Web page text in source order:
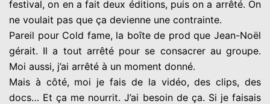
festival, on en a fait deux éditions, puis on a arrêté. On
ne voulait pas que ça devienne une contrainte.
Pareil pour Cold fame, la boîte de prod que Jean-Noël
gérait. Il a tout arrêté pour se consacrer au groupe.
Moi aussi, j’ai arrêté à un moment donné.
Mais à côté, moi je fais de la vidéo, des clips, des
docs… Et ça me nourrit. J’ai besoin de ça. Si je faisais